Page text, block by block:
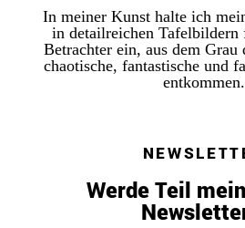
In meiner Kunst halte ich
in detailreichen Tafelbildern
Betrachter ein, aus dem Grau
chaotische, fantastische und
entkommen.
Werde Teil